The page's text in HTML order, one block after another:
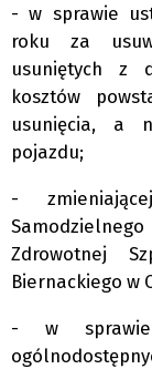
- w sprawie
roku za
usuniętych z
kosztów
usunięcia, a
pojazdu;
-
Zdrowotnej
Biernackiego w
- w sprawie